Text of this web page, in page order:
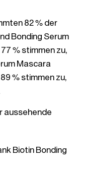
82 % der
Bonding Serum
% stimmen zu,
Mascara
% stimmen zu,
aussehende
Biotin Bonding